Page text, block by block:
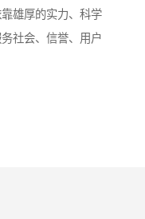
雄厚的实力、科学
社会、信誉、用户